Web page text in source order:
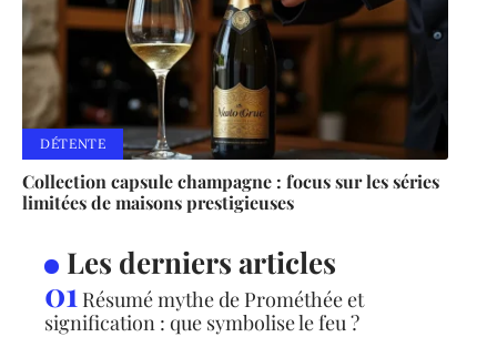
DÉTENTE
Collection capsule champagne : focus sur les séries
limitées de maisons prestigieuses
Les derniers articles
Résumé mythe de Prométhée et
signification : que symbolise le feu ?